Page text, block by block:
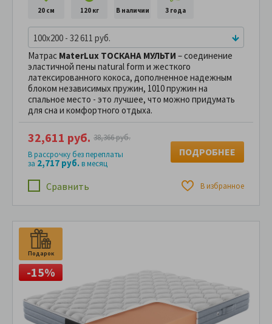
20 см 120 кг В наличии 3 года
100x200 - 32 611 руб.
Матрас MaterLux ТОСКАНА МУЛЬТИ – соединение
эластичной пены natural form и жесткого
латексированного кокоса, дополненное надежным
блоком независимых пружин, 1010 пружин на
спальное место - это лучшее, что можно придумать
для сна и комфортного отдыха.
Сравнить В избранное
32,611 руб. 38,366 руб.
В рассрочку без переплаты
за 2,717 руб.в месяц
ПОДРОБНЕЕ
Подарок
-15%